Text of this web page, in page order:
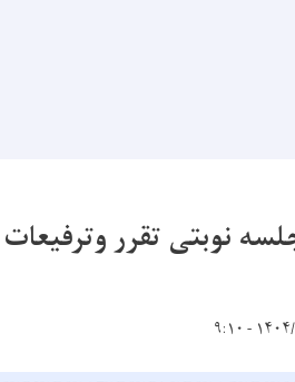
نوبتی تقرر